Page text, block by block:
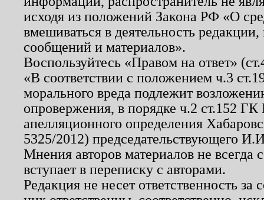
исходя из положений Закона РФ «О
вмешиваться в деятельность
сообщений и материалов».
Воспользуйтесь «Правом на ответ»
«В соответствии с положением ч.3
морального вреда подлежит
опровержения, в порядке ч.2 ст.152
апелляционного определения
5325/2012) председательствующего
Мнения авторов материалов не
вступает в переписку с авторами.
Редакция не несет ответственность